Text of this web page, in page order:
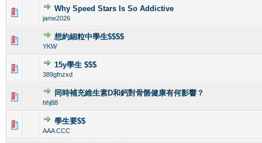
Why Speed Stars Is So Addictive
jame2026
0 Vote(s) - 0 out of 5 in Average
1 234 5
想約細粒中學生$$$$
YKW
0 Vote(s) - 0 out of 5 in Average
1
15y學生 $$$
389gfnzxd
0 Vote(s) - 0 out of 5 in Average
同時補充維生素D和鈣對骨骼健康有何影響？
hhj88
0 Vote(s) - 0 out of 5 in Average
12345
學生要$$
AAA CCC
0 Vote(s) - 0 out of 5 in Average